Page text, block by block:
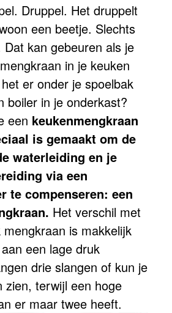
Druppel. Het druppelt
een beetje. Slechts
kan gebeuren als je
in je keuken
er onder je spoelbak
boiler in je onderkast?
een keukenmengkraan
is gemaakt om de
waterleiding en je
via een
te compenseren: een
Het verschil met
is makkelijk
een lage druk
drie slangen of kun je
zien, terwijl een hoge
er maar twee heeft.